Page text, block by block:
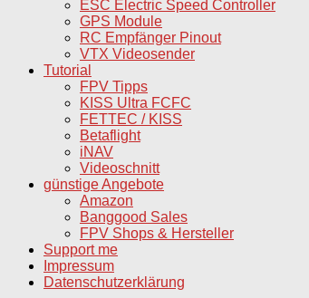
ESC Electric Speed Controller
GPS Module
RC Empfänger Pinout
VTX Videosender
Tutorial
FPV Tipps
KISS Ultra FCFC
FETTEC / KISS
Betaflight
iNAV
Videoschnitt
günstige Angebote
Amazon
Banggood Sales
FPV Shops & Hersteller
Support me
Impressum
Datenschutzerklärung